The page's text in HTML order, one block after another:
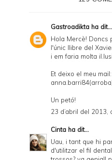
i
n
l
n
Gastroadikta ha dit...
Hola Mercè! Doncs
l'únic llibre del
i em faria molta
Et deixo el meu mail:
Un petó!
23 d’abril del 2013,
Cinta ha dit...
Uau, i tant que hi
d'utilitzar el fil